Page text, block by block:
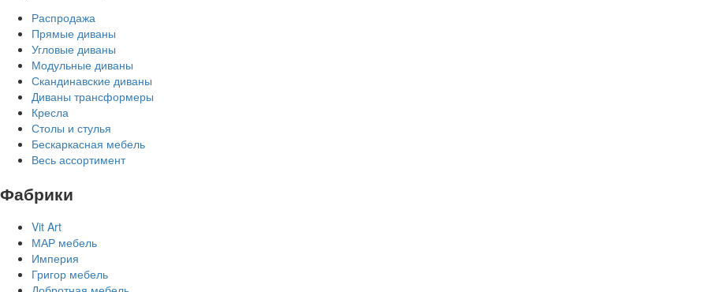
Распродажа
Прямые диваны
Угловые диваны
Модульные диваны
Скандинавские диваны
Диваны трансформеры
Кресла
Столы и стулья
Бескаркасная мебель
Весь ассортимент
Фабрики
Vit Art
МАР мебель
Империя
Григор мебель